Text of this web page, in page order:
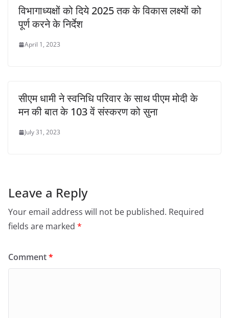
विभागाध्यक्षों को दिये 2025 तक के विकास लक्ष्यों को
पूर्ण करने के निर्देश
April 1, 2023
सीएम धामी ने स्वनिधि परिवार के साथ पीएम मोदी के
मन की बात के 103 वें संस्करण को सुना
July 31, 2023
Leave a Reply
Your email address will not be published. Required
fields are marked *
Comment*